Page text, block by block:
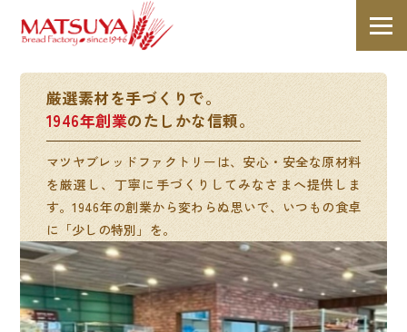
厳選素材を手づくりで。
1946年創業のたしかな信頼。
マツヤブレッドファクトリーは、安心・安全な原材料
を厳選し、丁寧に手づくりしてみなさまへ提供しま
す。1946年の創業から変わらぬ思いで、いつもの食卓
に「少しの特別」を。